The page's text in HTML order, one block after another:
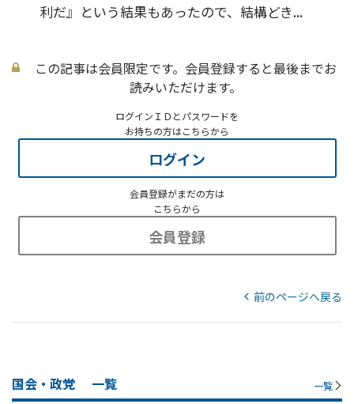
利だ』という結果もあったので、結構どき...
この記事は会員限定です。会員登録すると最後までお
読みいただけます。
ログインＩＤとパスワードを
お持ちの方はこちらから
ログイン
会員登録がまだの方は
こちらから
会員登録
前のページへ戻る
国会・政党 一覧 一覧